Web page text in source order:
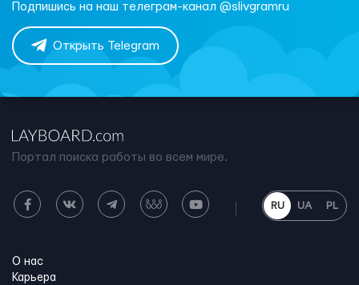
Подпишись на наш телеграм-канал @slivgramru
Открыть Telegram
Портал поиска работы во всем мире.
RU UA PL
О нас
Карьера